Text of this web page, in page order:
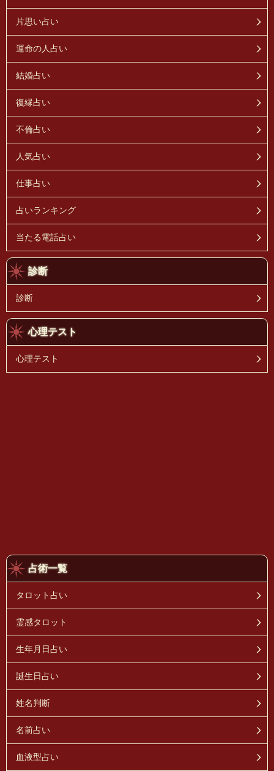
片思い占い
運命の人占い
結婚占い
復縁占い
不倫占い
人気占い
仕事占い
占いランキング
当たる電話占い
診断
診断
心理テスト
心理テスト
占術一覧
タロット占い
霊感タロット
生年月日占い
誕生日占い
姓名判断
名前占い
血液型占い